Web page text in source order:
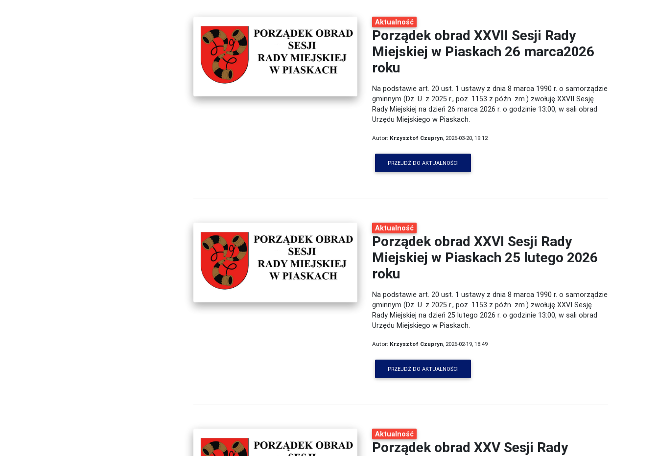
Aktualność
Porządek obrad XXVII Sesji Rady
Miejskiej w Piaskach 26 marca2026
roku
Na podstawie art. 20 ust. 1 ustawy z dnia 8 marca 1990 r. o samorządzie
gminnym (Dz. U. z 2025 r., poz. 1153 z późn. zm.) zwołuję XXVII Sesję
Rady Miejskiej na dzień 26 marca 2026 r. o godzinie 13:00, w sali obrad
Urzędu Miejskiego w Piaskach.
Autor: Krzysztof Czupryn, 2026-03-20, 19:12
PRZEJDŹ DO AKTUALNOŚCI
Aktualność
Porządek obrad XXVI Sesji Rady
Miejskiej w Piaskach 25 lutego 2026
roku
Na podstawie art. 20 ust. 1 ustawy z dnia 8 marca 1990 r. o samorządzie
gminnym (Dz. U. z 2025 r., poz. 1153 z późn. zm.) zwołuję XXVI Sesję
Rady Miejskiej na dzień 25 lutego 2026 r. o godzinie 13:00, w sali obrad
Urzędu Miejskiego w Piaskach.
Autor: Krzysztof Czupryn, 2026-02-19, 18:49
PRZEJDŹ DO AKTUALNOŚCI
Aktualność
Porządek obrad XXV Sesji Rady